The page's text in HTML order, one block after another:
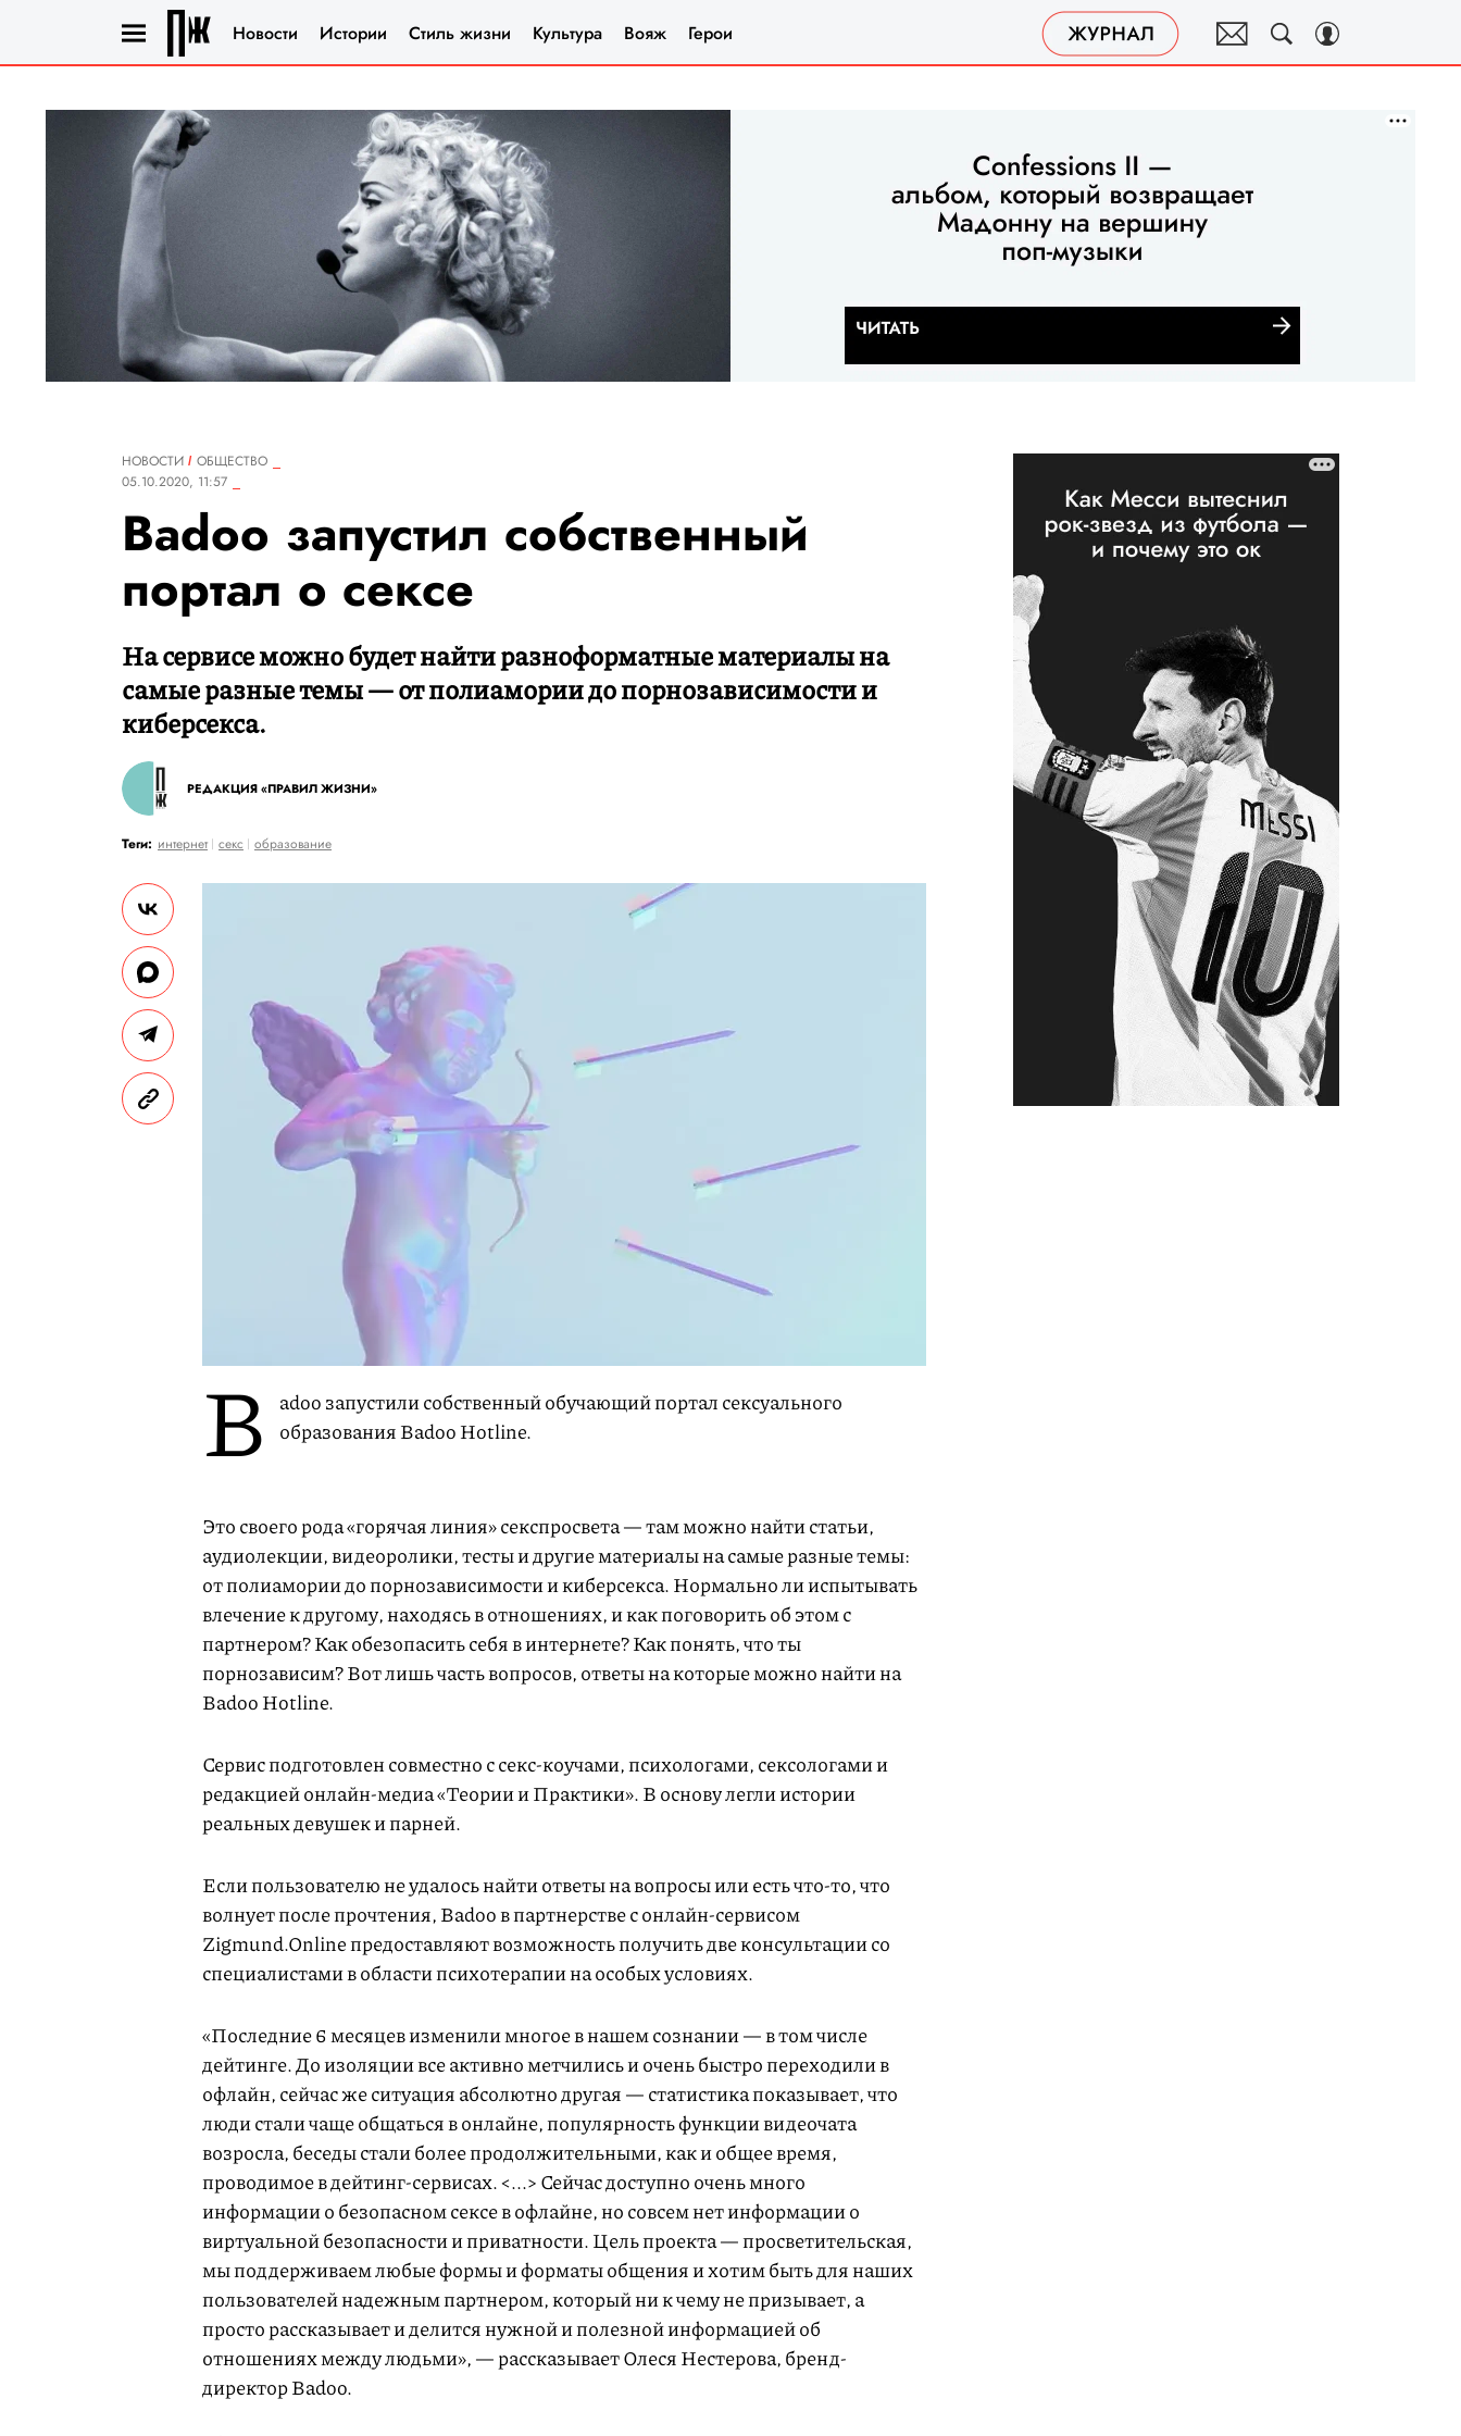
Новости Истории Стиль жизни Культура Вояж Герои
НОВОСТИ
ОБЩЕСТВО
05.10.2020, 11:57
Badoo запустил собственный
портал о сексе
На сервисе можно будет найти разноформатные материалы на
самые разные темы — от полиамории до порнозависимости и
киберсекса.
РЕДАКЦИЯ «ПРАВИЛ ЖИЗНИ»
Теги: интернет секс образование
B
adoo запустили собственный обучающий портал сексуального
образования Badoo Hotline.
Это своего рода «горячая линия» секспросвета — там можно найти статьи,
аудиолекции, видеоролики, тесты и другие материалы на самые разные темы:
от полиамории до порнозависимости и киберсекса. Нормально ли испытывать
влечение к другому, находясь в отношениях, и как поговорить об этом с
партнером? Как обезопасить себя в интернете? Как понять, что ты
порнозависим? Вот лишь часть вопросов, ответы на которые можно найти на
Badoo Hotline.
Сервис подготовлен совместно с секс-коучами, психологами, сексологами и
редакцией онлайн-медиа «Теории и Практики». В основу легли истории
реальных девушек и парней.
Если пользователю не удалось найти ответы на вопросы или есть что-то, что
волнует после прочтения, Badoo в партнерстве с онлайн-сервисом
Zigmund.Online предоставляют возможность получить две консультации со
специалистами в области психотерапии на особых условиях.
«Последние 6 месяцев изменили многое в нашем сознании — в том числе
дейтинге. До изоляции все активно метчились и очень быстро переходили в
офлайн, сейчас же ситуация абсолютно другая — статистика показывает, что
люди стали чаще общаться в онлайне, популярность функции видеочата
возросла, беседы стали более продолжительными, как и общее время,
проводимое в дейтинг-сервисах. <...> Сейчас доступно очень много
информации о безопасном сексе в офлайне, но совсем нет информации о
виртуальной безопасности и приватности. Цель проекта — просветительская,
мы поддерживаем любые формы и форматы общения и хотим быть для наших
пользователей надежным партнером, который ни к чему не призывает, а
просто рассказывает и делится нужной и полезной информацией об
отношениях между людьми», — рассказывает Олеся Нестерова, бренд-
директор Badoo.